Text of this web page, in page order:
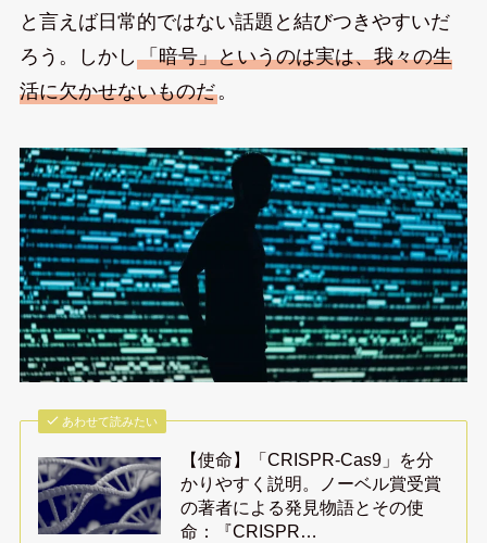
と言えば日常的ではない話題と結びつきやすいだ
ろう。しかし 「暗号」というのは実は、我々の生
活に欠かせないものだ。
あわせて読みたい
【使命】「CRISPR-Cas9」を分
かりやすく説明。ノーベル賞受賞
の著者による発見物語とその使
命：『CRISPR…